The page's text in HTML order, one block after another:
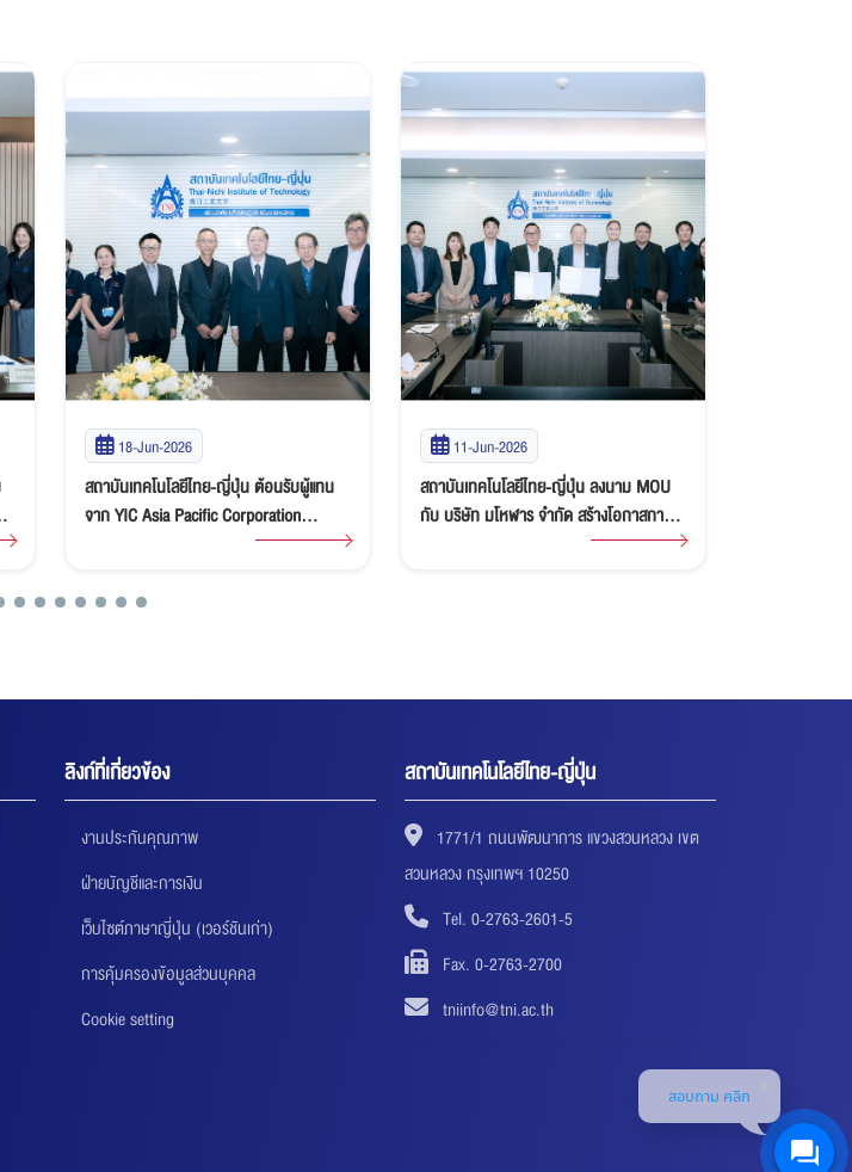
11-Jun-2026
สถาบันเทคโนโลยีไทย-ญี่ปุ่น ลงนาม MOU
กับ บริษัท มโหฬาร จำกัด สร้างโอกาสการ
เรียนรู้และการทำงานแห่งอนาคต
27-May-2026
อธิการบดี TNI ต้อนรับผู้บริหาร Nippn
Foods Corporation (Thailand) Ltd. หารือ
ความร่วมมือและสนับสนุนทุนการศึกษา
ลิงก์ที่เกี่ยวข้อง
งานประกันคุณภาพ
ฝ่ายบัญชีและการเงิน
เว็บไซต์ภาษาญี่ปุ่น (เวอร์ชันเก่า)
การคุ้มครองข้อมูลส่วนบุคคล
Cookie setting
สถาบันเทคโนโลยีไทย-ญี่ปุ่น
1771/1 ถนนพัฒนาการ แขวงสวนหลวง เขต
สวนหลวง กรุงเทพฯ 10250
Tel. 0-2763-2601-5
Fax. 0-2763-2700
tniinfo@tni.ac.th
สอบถาม คลิก